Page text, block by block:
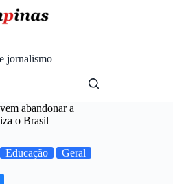
jornalismo
abandonar a
o Brasil
Educação Geral